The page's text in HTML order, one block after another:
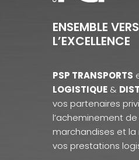
ENSEMBLE VERS
L’EXCELLENCE
PSP TRANSPORTS
LOGISTIQUE &
vos partenaires
l’acheminement de
marchandises et
vos prestations